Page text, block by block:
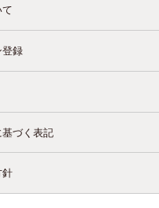
登録
づく表記
針